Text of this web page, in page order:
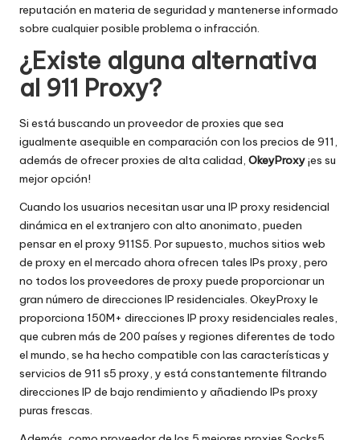
reputación en materia de seguridad y mantenerse informado
sobre cualquier posible problema o infracción.
¿Existe alguna alternativa
al 911 Proxy?
Si está buscando un proveedor de proxies que sea
igualmente asequible en comparación con los precios de 911,
además de ofrecer proxies de alta calidad, OkeyProxy¡es su
mejor opción!
Cuando los usuarios necesitan usar una IP proxy residencial
dinámica en el extranjero con alto anonimato, pueden
pensar en el proxy 911S5. Por supuesto, muchos sitios web
de proxy en el mercado ahora ofrecen tales IPs proxy, pero
no todos los proveedores de proxy puede proporcionar un
gran número de direcciones IP residenciales. OkeyProxy le
proporciona 150M+ direcciones IP proxy residenciales reales,
que cubren más de 200 países y regiones diferentes de todo
el mundo, se ha hecho compatible con las características y
servicios de 911 s5 proxy, y está constantemente filtrando
direcciones IP de bajo rendimiento y añadiendo IPs proxy
puras frescas.